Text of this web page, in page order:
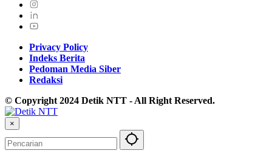
Privacy Policy
Indeks Berita
Pedoman Media Siber
Redaksi
© Copyright 2024 Detik NTT - All Right Reserved.
×